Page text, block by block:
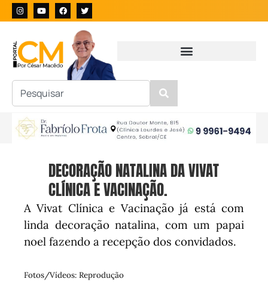
DECORAÇÃO NATALINA DA VIVAT
CLÍNICA E VACINAÇÃO.
A Vivat Clínica e Vacinação já está com
linda decoração natalina, com um papai
noel fazendo a recepção dos convidados.
Fotos/Vídeos: Reprodução